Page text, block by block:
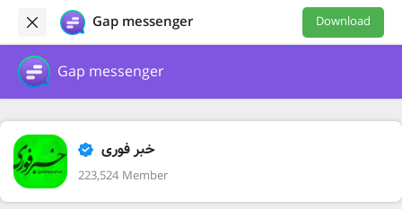
Gap messenger Download
Gap messenger
خبر فوری
223,524 Member